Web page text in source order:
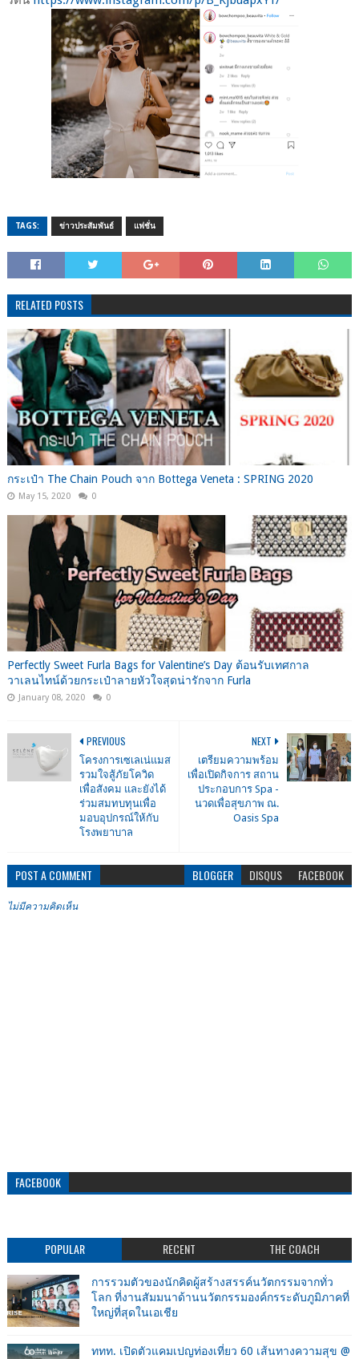
TAGS: ข่าวประสัมพันธ์ แฟชั่น
RELATED POSTS
กระเป๋า The Chain Pouch จาก Bottega Veneta : SPRING 2020
May 15, 2020 0
Perfectly Sweet Furla Bags for Valentine’s Day ต้อนรับเทศกาล
วาเลนไทน์ด้วยกระเป๋าลายหัวใจสุดน่ารักจาก Furla
January 08, 2020 0
NEXT
เตรียมความพร้อม
เพื่อเปิดกิจการ สถาน
ประกอบการ Spa -
นวดเพื่อสุขภาพ ณ.
Oasis Spa
PREVIOUS
โครงการเซเลเน่แมส
รวมใจสู้ภัยโควิด
เพื่อสังคม และยังได้
ร่วมสมทบทุนเพื่อ
มอบอุปกรณ์ให้กับ
โรงพยาบาล
POST A COMMENT BLOGGER DISQUS FACEBOOK
ไม่มีความคิดเห็น
FACEBOOK
POPULAR RECENT THE COACH
การรวมตัวของนักคิดผู้สร้างสรรค์นวัตกรรมจากทั่ว
โลก ที่งานสัมมนาด้านนวัตกรรมองค์กรระดับภูมิภาคที่
ใหญ่ที่สุดในเอเชีย
ททท. เปิดตัวแคมเปญท่องเที่ยว 60 เส้นทางความสุข @